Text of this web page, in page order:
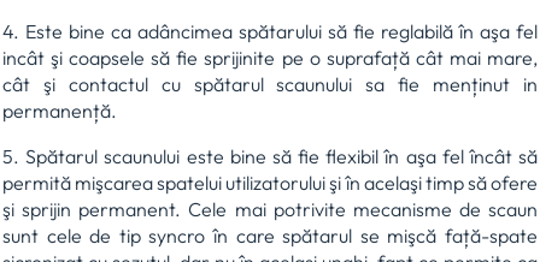
4. Este bine ca adâncimea spătarului să fie reglabilă în aşa fel
incât şi coapsele să fie sprijinite pe o suprafață cât mai mare,
cât şi contactul cu spătarul scaunului sa fie menținut in
permanență.
5. Spătarul scaunului este bine să fie flexibil în aşa fel încât să
permită mişcarea spatelui utilizatorului şi în acelaşi timp să ofere
şi sprijin permanent. Cele mai potrivite mecanisme de scaun
sunt cele de tip syncro în care spătarul se mişcă față-spate